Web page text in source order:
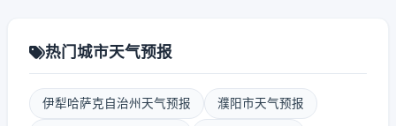
热门城市天气预报
伊犁哈萨克自治州天气预报 濮阳市天气预报